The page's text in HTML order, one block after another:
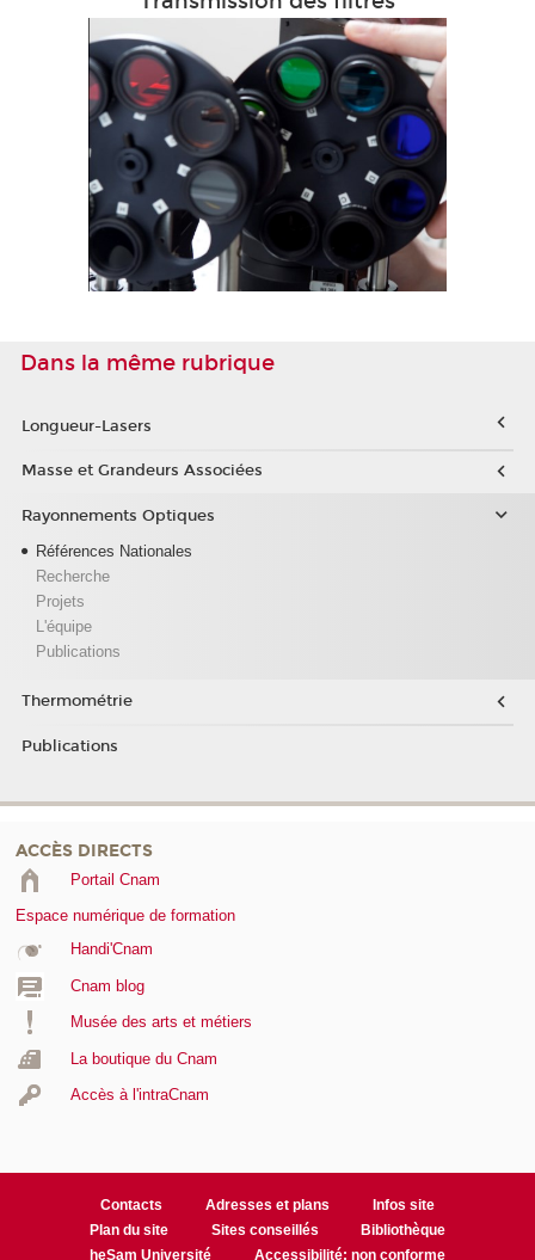
Dans la même rubrique
Longueur-Lasers
Masse et Grandeurs Associées
Rayonnements Optiques
Références Nationales
Recherche
Projets
L'équipe
Publications
Thermométrie
Publications
ACCÈS DIRECTS
Portail Cnam
Espace numérique de formation
Handi'Cnam
Cnam blog
Musée des arts et métiers
La boutique du Cnam
Accès à l'intraCnam
Contacts Adresses et plans
Infos site
Plan du site
Sites conseillés
Bibliothèque
heSam Université
Accessibilité: non conforme